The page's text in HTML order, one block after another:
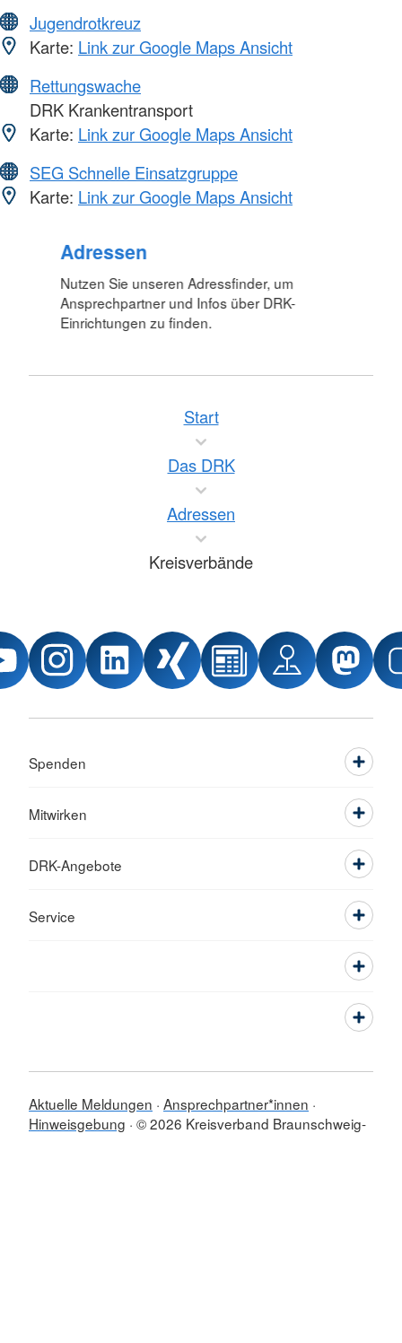
Jugendrotkreuz
Karte: Link zur Google Maps Ansicht
Rettungswache
DRK Krankentransport
Karte: Link zur Google Maps Ansicht
SEG Schnelle Einsatzgruppe
Karte: Link zur Google Maps Ansicht
Foto: A. Zelck / DRKS
Adressen
Nutzen Sie unseren Adressfinder, um
Ansprechpartner und Infos über DRK-
Einrichtungen zu finden.
Start
Das DRK
Adressen
Kreisverbände
Spenden
Mitwirken
DRK-Angebote
Service
Aktuelle Meldungen Ansprechpartner*innen
Hinweisgebung © 2026 Kreisverband Braunschweig-